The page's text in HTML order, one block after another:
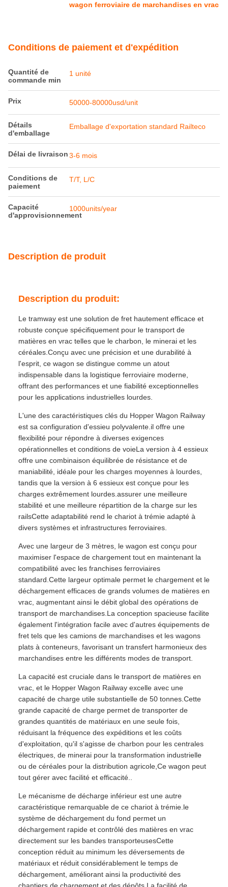
wagon ferroviaire de marchandises en vrac
Conditions de paiement et d'expédition
Quantité de
commande min
1 unité
Prix 50000-80000usd/unit
Détails
d'emballage
Emballage d'exportation standard Railteco
Délai de livraison3-6 mois
Conditions de
paiement
T/T, L/C
Capacité
d'approvisionnement
1000units/year
Description de produit
Description du produit:
Le tramway est une solution de fret hautement efficace et
robuste conçue spécifiquement pour le transport de
matières en vrac telles que le charbon, le minerai et les
céréales.Conçu avec une précision et une durabilité à
l'esprit, ce wagon se distingue comme un atout
indispensable dans la logistique ferroviaire moderne,
offrant des performances et une fiabilité exceptionnelles
pour les applications industrielles lourdes.
L'une des caractéristiques clés du Hopper Wagon Railway
est sa configuration d'essieu polyvalente.il offre une
flexibilité pour répondre à diverses exigences
opérationnelles et conditions de voieLa version à 4 essieux
offre une combinaison équilibrée de résistance et de
maniabilité, idéale pour les charges moyennes à lourdes,
tandis que la version à 6 essieux est conçue pour les
charges extrêmement lourdes.assurer une meilleure
stabilité et une meilleure répartition de la charge sur les
railsCette adaptabilité rend le chariot à trémie adapté à
divers systèmes et infrastructures ferroviaires.
Avec une largeur de 3 mètres, le wagon est conçu pour
maximiser l'espace de chargement tout en maintenant la
compatibilité avec les franchises ferroviaires
standard.Cette largeur optimale permet le chargement et le
déchargement efficaces de grands volumes de matières en
vrac, augmentant ainsi le débit global des opérations de
transport de marchandises.La conception spacieuse facilite
également l'intégration facile avec d'autres équipements de
fret tels que les camions de marchandises et les wagons
plats à conteneurs, favorisant un transfert harmonieux des
marchandises entre les différents modes de transport.
La capacité est cruciale dans le transport de matières en
vrac, et le Hopper Wagon Railway excelle avec une
capacité de charge utile substantielle de 50 tonnes.Cette
grande capacité de charge permet de transporter de
grandes quantités de matériaux en une seule fois,
réduisant la fréquence des expéditions et les coûts
d'exploitation, qu'il s'agisse de charbon pour les centrales
électriques, de minerai pour la transformation industrielle
ou de céréales pour la distribution agricole,Ce wagon peut
tout gérer avec facilité et efficacité..
Le mécanisme de décharge inférieur est une autre
caractéristique remarquable de ce chariot à trémie.le
système de déchargement du fond permet un
déchargement rapide et contrôlé des matières en vrac
directement sur les bandes transporteusesCette
conception réduit au minimum les déversements de
matériaux et réduit considérablement le temps de
déchargement, améliorant ainsi la productivité des